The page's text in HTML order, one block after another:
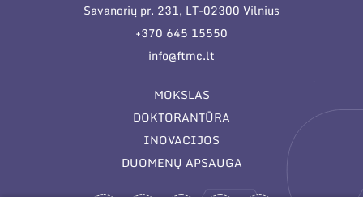
Savanorių pr. 231, LT-02300 Vilnius
+370 645 15550
info@ftmc.lt
MOKSLAS
DOKTORANTŪRA
INOVACIJOS
DUOMENŲ APSAUGA